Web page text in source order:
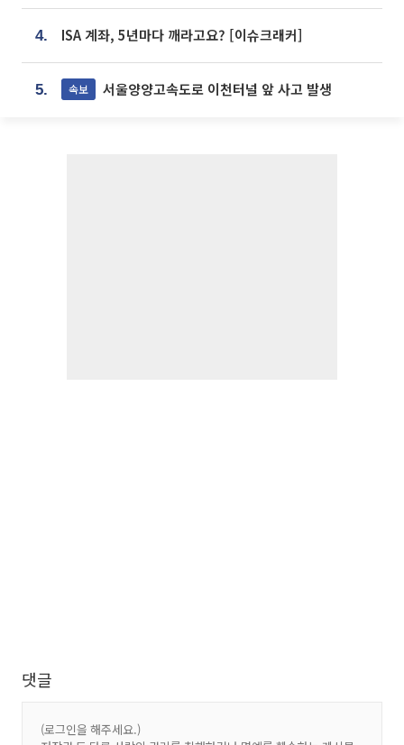
4. ISA 계좌, 5년마다 깨라고요? [이슈크래커]
5. 속보 서울양양고속도로 이천터널 앞 사고 발생
댓글